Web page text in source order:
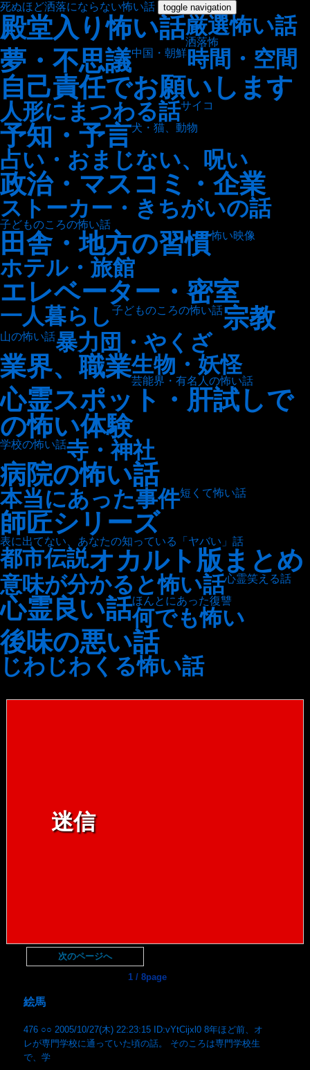
死ぬほど洒落にならない怖い話 toggle navigation
殿堂入り怖い話厳選怖い話
洒落怖
夢・不思議中国・朝鮮 時間・空間
自己責任でお願いします
人形にまつわる話サイコ
予知・予言犬・猫、動物
占い・おまじない、呪い
政治・マスコミ・企業
ストーカー・きちがいの話
子どものころの怖い話
田舎・地方の習慣怖い映像
ホテル・旅館
エレベーター・密室
一人暮らし 子どものころの怖い話宗教
山の怖い話暴力団・やくざ
業界、職業生物・妖怪
芸能界・有名人の怖い話
心霊スポット・肝試しで
の怖い体験
学校の怖い話寺・神社
病院の怖い話
本当にあった事件短くて怖い話
師匠シリーズ
表に出てない、あなたの知っている「ヤバい」話
都市伝説オカルト版まとめ
意味が分かると怖い話心霊笑える話
心霊良い話ほんとにあった復讐
何でも怖い
後味の悪い話
じわじわくる怖い話
迷信
次のページへ
1 / 8page
絵馬
476 ○○ 2005/10/27(木) 22:23:15 ID:vYtCijxl0 8年ほど前、オ
レが専門学校に通っていた頃の話。 そのころは専門学校生
で、学